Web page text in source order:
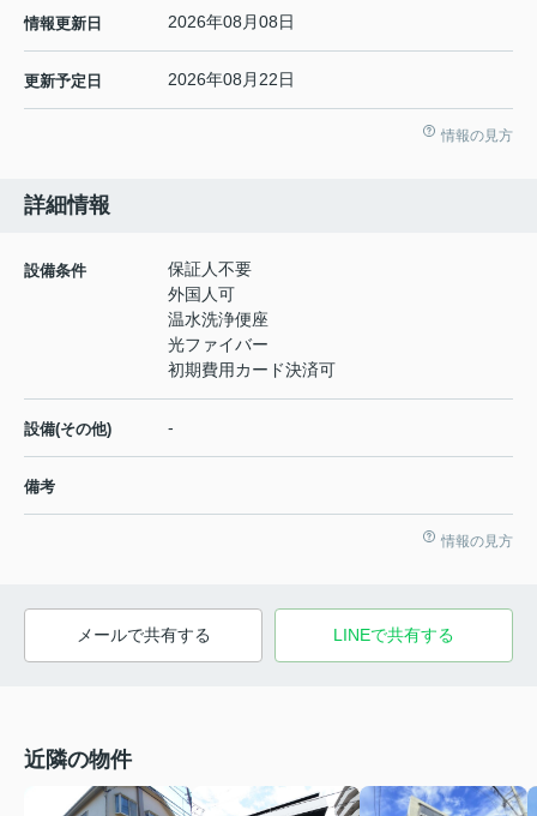
情報更新日 2026年08月08日
更新予定日 2026年08月22日
情報の見方
詳細情報
設備条件
保証人不要
外国人可
温水洗浄便座
光ファイバー
初期費用カード決済可
設備(その他) -
備考
情報の見方
メールで共有する LINEで共有する
近隣の物件